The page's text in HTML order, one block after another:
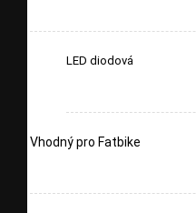
LED diodová
Vhodný pro Fatbike